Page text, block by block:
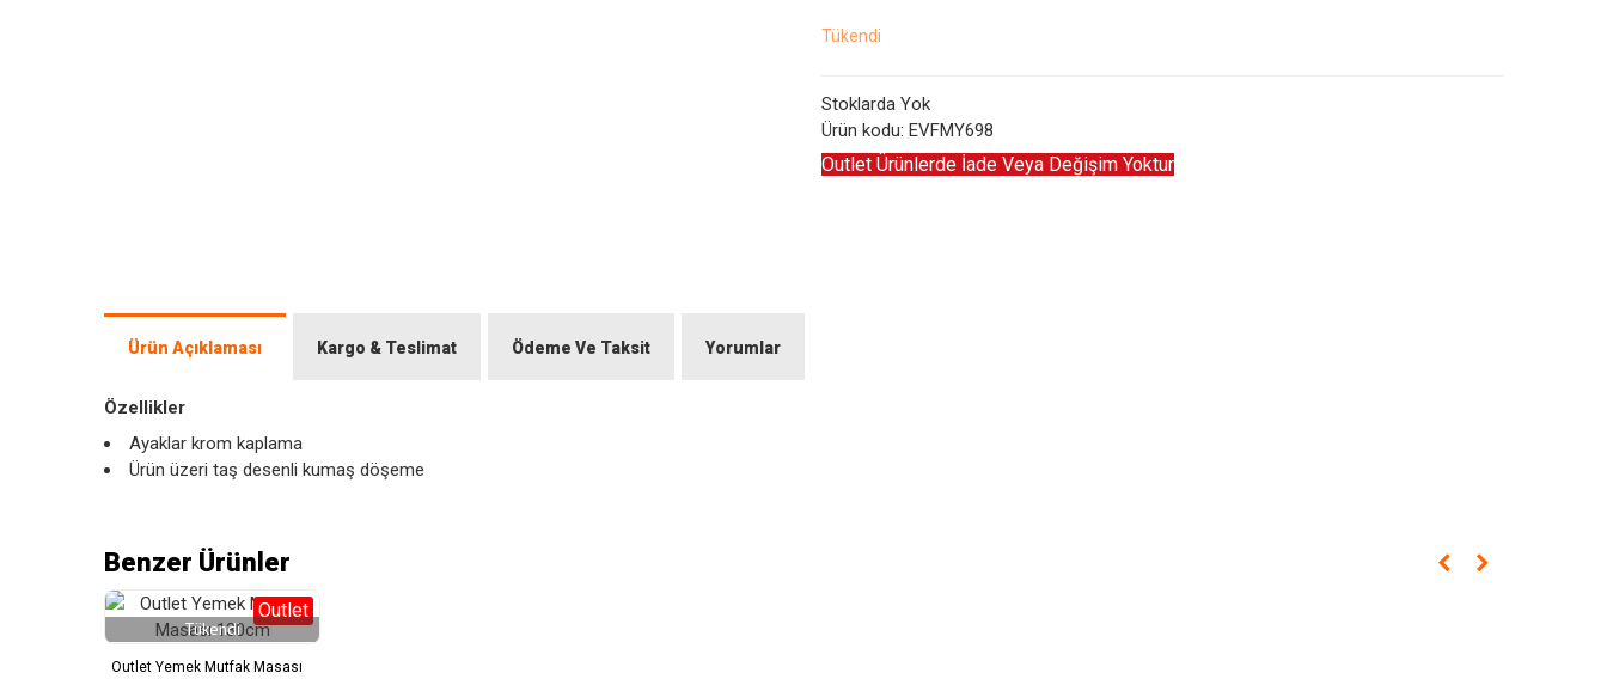
Tükendi
Stoklarda Yok
Ürün kodu: EVFMY698
Outlet Ürünlerde İade Veya Değişim Yoktur
Ürün Açıklaması Kargo & Teslimat Ödeme Ve Taksit Yorumlar
Özellikler
Ayaklar krom kaplama
Ürün üzeri taş desenli kumaş döşeme
Benzer Ürünler
Outlet
Tükendi
Outlet Yemek Mutfak Masası